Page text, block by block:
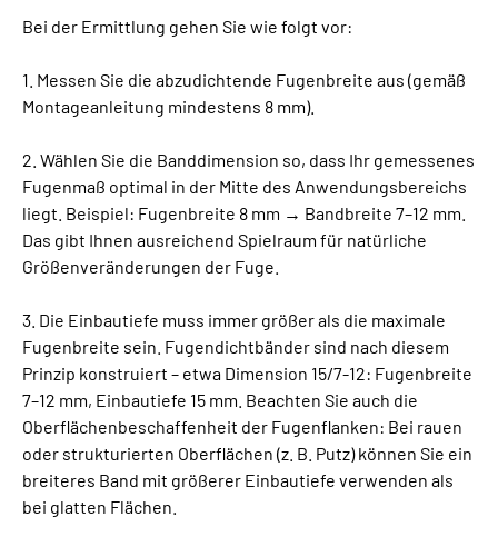
Bei der Ermittlung gehen Sie wie folgt vor:
1. Messen Sie die abzudichtende Fugenbreite aus (gemäß
Montageanleitung mindestens 8 mm).
2. Wählen Sie die Banddimension so, dass Ihr gemessenes
Fugenmaß optimal in der Mitte des Anwendungsbereichs
liegt. Beispiel: Fugenbreite 8 mm → Bandbreite 7–12 mm.
Das gibt Ihnen ausreichend Spielraum für natürliche
Größenveränderungen der Fuge.
3. Die Einbautiefe muss immer größer als die maximale
Fugenbreite sein. Fugendichtbänder sind nach diesem
Prinzip konstruiert – etwa Dimension 15/7-12: Fugenbreite
7–12 mm, Einbautiefe 15 mm. Beachten Sie auch die
Oberflächenbeschaffenheit der Fugenflanken: Bei rauen
oder strukturierten Oberflächen (z. B. Putz) können Sie ein
breiteres Band mit größerer Einbautiefe verwenden als
bei glatten Flächen.